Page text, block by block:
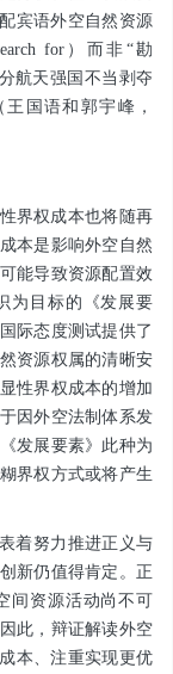
宾语外空自然资源
for）而非“勘
航天强国不当剥夺
国语和郭宇峰，
界权成本也将随再
本是影响外空自然
能导致资源配置效
为目标的《发展要
际态度测试提供了
资源权属的清晰安
性界权成本的增加
因外空法制体系发
发展要素》此种为
界权方式或将产生
着努力推进正义与
新仍值得肯定。正
间资源活动尚不可
此，辩证解读外空
本、注重实现更优